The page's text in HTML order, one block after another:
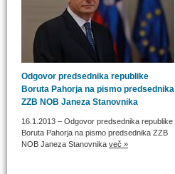
Odgovor predsednika republike
Boruta Pahorja na pismo predsednika
ZZB NOB Janeza Stanovnika
16.1.2013 – Odgovor predsednika republike
Boruta Pahorja na pismo predsednika ZZB
NOB Janeza Stanovnika več »